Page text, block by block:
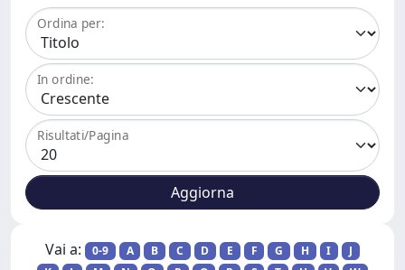
Ordina per:
In ordine:
Risultati/Pagina
Vai a: 0-9 A B C D E F G H I
J